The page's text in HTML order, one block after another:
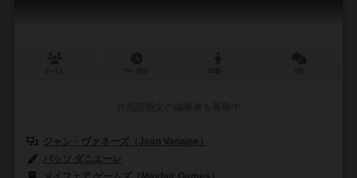
ジャン・ヴァネーズ（Jean Vanaise）
バッソ ダニエーレ